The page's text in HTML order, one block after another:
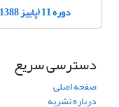
دوره 11 (پاییز 1388-1387)
دسترسی سریع
صفحه اصلی
درباره نشریه